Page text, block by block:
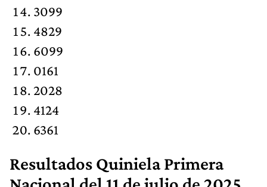
3099
4829
6099
0161
2028
4124
6361
Resultados Quiniela Primera